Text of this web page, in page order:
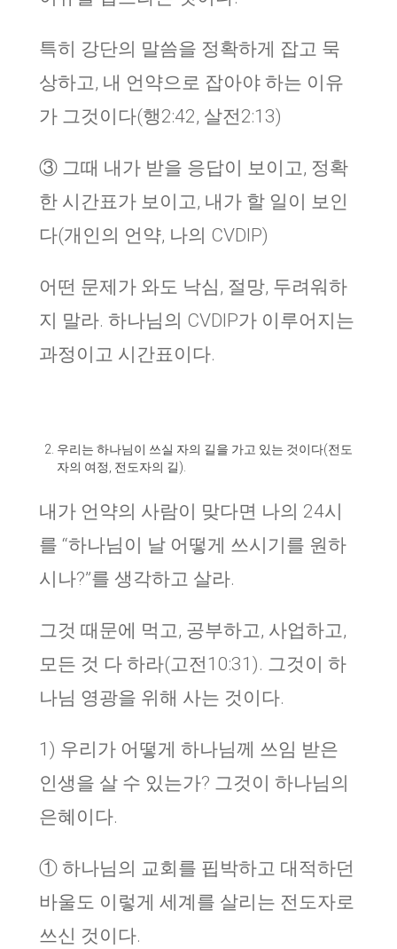
특히 강단의 말씀을 정확하게 잡고 묵
상하고, 내 언약으로 잡아야 하는 이유
가 그것이다(행2:42, 살전2:13)
③ 그때 내가 받을 응답이 보이고, 정확
한 시간표가 보이고, 내가 할 일이 보인
다(개인의 언약, 나의 CVDIP)
어떤 문제가 와도 낙심, 절망, 두려워하
지 말라. 하나님의 CVDIP가 이루어지는
과정이고 시간표이다.
우리는 하나님이 쓰실 자의 길을 가고 있는 것이다(전도
자의 여정, 전도자의 길).
내가 언약의 사람이 맞다면 나의 24시
를 “하나님이 날 어떻게 쓰시기를 원하
시나?”를 생각하고 살라.
그것 때문에 먹고, 공부하고, 사업하고,
모든 것 다 하라(고전10:31). 그것이 하
나님 영광을 위해 사는 것이다.
1) 우리가 어떻게 하나님께 쓰임 받은
인생을 살 수 있는가? 그것이 하나님의
은혜이다.
① 하나님의 교회를 핍박하고 대적하던
바울도 이렇게 세계를 살리는 전도자로
쓰신 것이다.